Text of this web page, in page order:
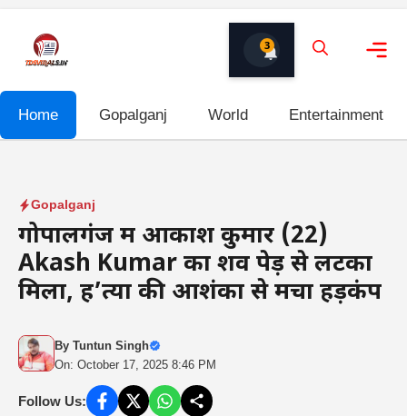
content
3
Home Gopalganj World Entertainment
Gopalganj
गोपालगंज में आकाश कुमार (22)
Akash Kumar का शव पेड़ से लटका
मिला, ह’त्या की आशंका से मचा हड़कंप
By Tuntun Singh
On: October 17, 2025 8:46 PM
Follow Us: